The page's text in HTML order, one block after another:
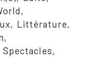
Littérature
Spectacles